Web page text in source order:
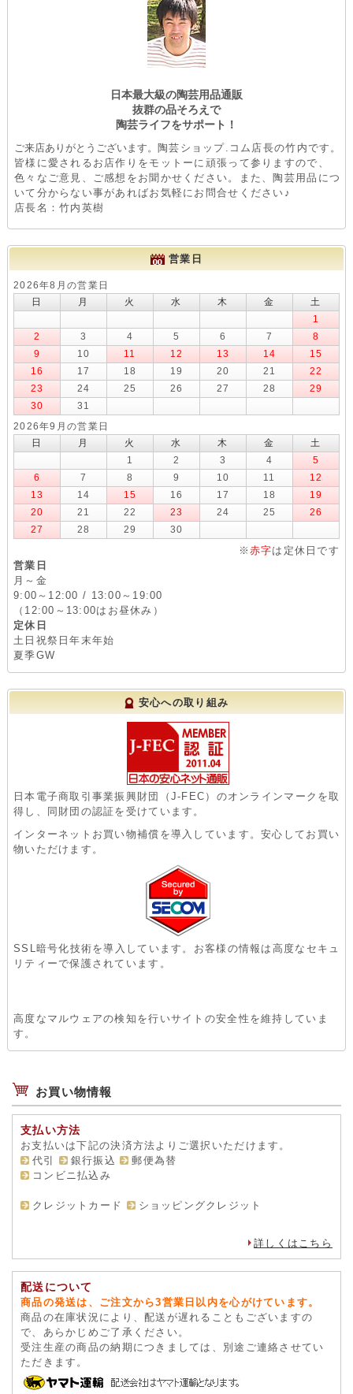
日本最大級の陶芸用品通販
抜群の品そろえで
陶芸ライフをサポート！
ご来店ありがとうございます。 陶芸ショップ.コム店長の竹内です。
皆様に愛されるお店作りをモットーに頑張って参りますので、
色々なご意見、ご感想をお聞かせください。また、陶芸用品につ
いて分からない事があればお気軽にお問合せください♪
店長名：竹内英樹
営業日
2026年8月の営業日
日
月 火 水 木 金
土
1
2
3 4 5 6 7
8
9
10 11 12 13 14
15
16
17 18 19 20 21
22
23
24 25 26 27 28
29
30
31
2026年9月の営業日
日
月 火 水 木 金
土
1
2 3 4
5
6
7 8 9 10 11
12
13
14 15 16 17 18
19
20
21 22 23 24 25
26
27
28 29 30
※ 赤字は定休日です
営業日
月～金
9:00～12:00 / 13:00～19:00
（12:00～13:00はお昼休み）
定休日
土日祝祭日年末年始
夏季GW
安心への取り組み
日本電子商取引事業振興財団（J-FEC）のオンラインマークを取
得し、同財団の認証を受けています。
インターネットお買い物補償を導入しています。安心してお買い
物いただけます。
SSL暗号化技術を導入しています。お客様の情報は高度なセキュ
リティーで保護されています。
高度なマルウェアの検知を行いサイトの安全性を維持していま
す。
お買い物情報
支払い方法
お支払いは下記の決済方法よりご選択いただけます。
代引
銀行振込
郵便為替
コンビニ払込み
クレジットカード ショッピングクレジット
詳しくはこちら
配送について
商品の発送は、ご注文から3営業日以内を心がけています。
商品の在庫状況により、配送が遅れることもございますの
で、あらかじめご了承ください。
受注生産の商品の納期につきましては、別途ご連絡させてい
ただきます。